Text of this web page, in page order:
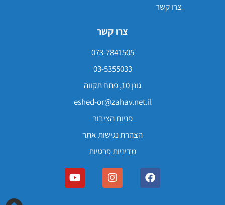
צרו קשר
צרו קשר
073-7841505
03-5355033
גונן 10, פתח תקווה
eshed-or@zahav.net.il
פניות הציבור
הצהרת נגישות אתר
מדיניות פרטיות